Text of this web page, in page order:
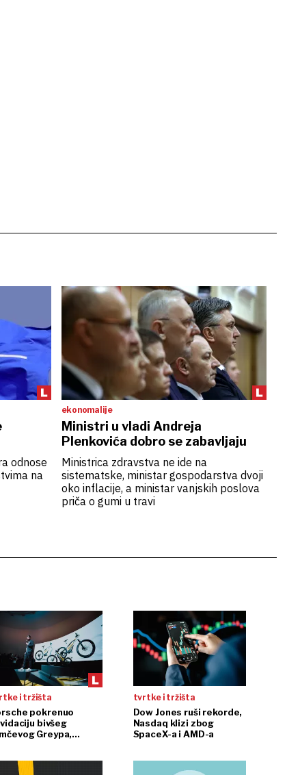
odnose
na
ekonomalije
Ministri u vladi Andreja
Plenkovića dobro se zabavljaju
Ministrica zdravstva ne ide na
sistematske, ministar gospodarstva dvoji
oko inflacije, a ministar vanjskih poslova
priča o gumi u travi
i tržišta
pokrenuo
bivšeg
Greypa,
tvrtke i tržišta
Dow Jones ruši rekorde,
Nasdaq klizi zbog
SpaceX-a i AMD-a